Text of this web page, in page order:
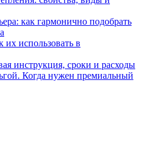
как гармонично подобрать
их использовать в
инструкция, сроки и расходы
Когда нужен премиальный